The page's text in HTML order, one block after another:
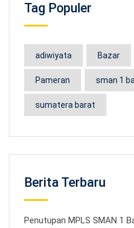
Tag Populer
adiwiyata Bazar
Pameran sman 1
sumatera barat
Berita Terbaru
Penutupan MPLS SMAN 1